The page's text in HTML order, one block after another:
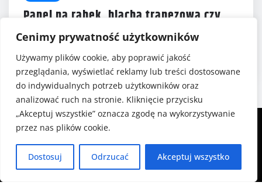
Cenimy prywatność użytkowników
Używamy plików cookie, aby poprawić jakość
przeglądania, wyświetlać reklamy lub treści dostosowane
do indywidualnych potrzeb użytkowników oraz
analizować ruch na stronie. Kliknięcie przycisku
„Akceptuj wszystkie” oznacza zgodę na wykorzystywanie
przez nas plików cookie.
Dostosuj Odrzucać Akceptuj wszystko
Panel na rąbek, blacha trapezowa czy
blachodachówka?
5 (1)
Gabriela Szafrańska gru 19, 2025